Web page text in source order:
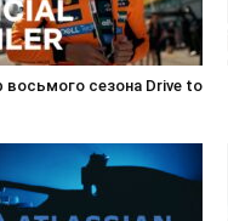
восьмого сезона Drive to